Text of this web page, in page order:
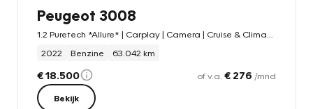
Peugeot 3008
2022
Benzine 63.042 km
€ 18.500 of v.a. € 276 /mnd
Bekijk